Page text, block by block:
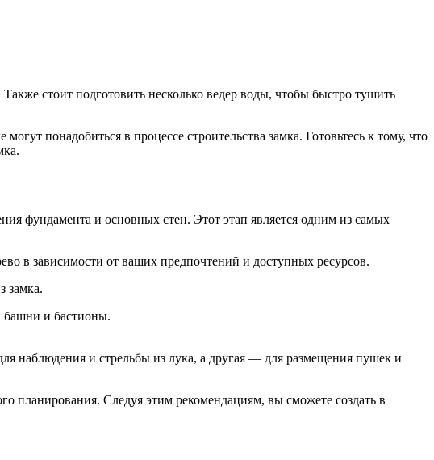
стоит подготовить несколько ведер воды, чтобы быстро тушить
понадобиться в процессе строительства замка. Готовьтесь к тому, что
фундамента и основных стен. Этот этап является одним из самых
в зависимости от ваших предпочтений и доступных ресурсов.
замка.
башни и бастионы.
наблюдения и стрельбы из лука, а другая — для размещения пушек и
планирования. Следуя этим рекомендациям, вы сможете создать в